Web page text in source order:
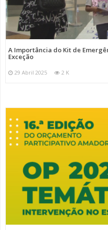
A Importância do Kit de
Exceção
29 Abril 2025 2 K